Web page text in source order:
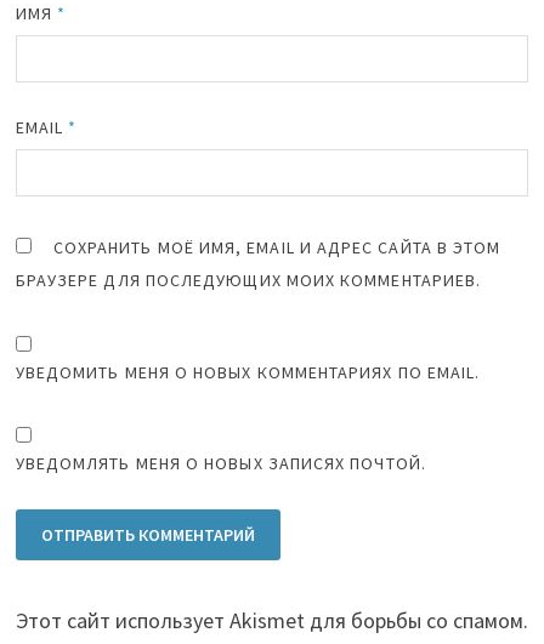
ИМЯ *
EMAIL *
СОХРАНИТЬ МОЁ ИМЯ, EMAIL И АДРЕС САЙТА В ЭТОМ
БРАУЗЕРЕ ДЛЯ ПОСЛЕДУЮЩИХ МОИХ КОММЕНТАРИЕВ.
УВЕДОМИТЬ МЕНЯ О НОВЫХ КОММЕНТАРИЯХ ПО EMAIL.
УВЕДОМЛЯТЬ МЕНЯ О НОВЫХ ЗАПИСЯХ ПОЧТОЙ.
Этот сайт использует Akismet для борьбы со спамом.